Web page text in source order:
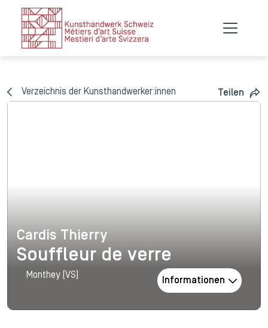
Verzeichnis der Kunsthandwerker:innen Teilen
Cardis Thierry
Cardis Thierry
Souffleur de verre
Monthey (VS)
Informationen